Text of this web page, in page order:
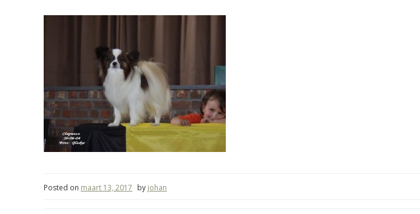
Posted on maart 13, 2017 by johan